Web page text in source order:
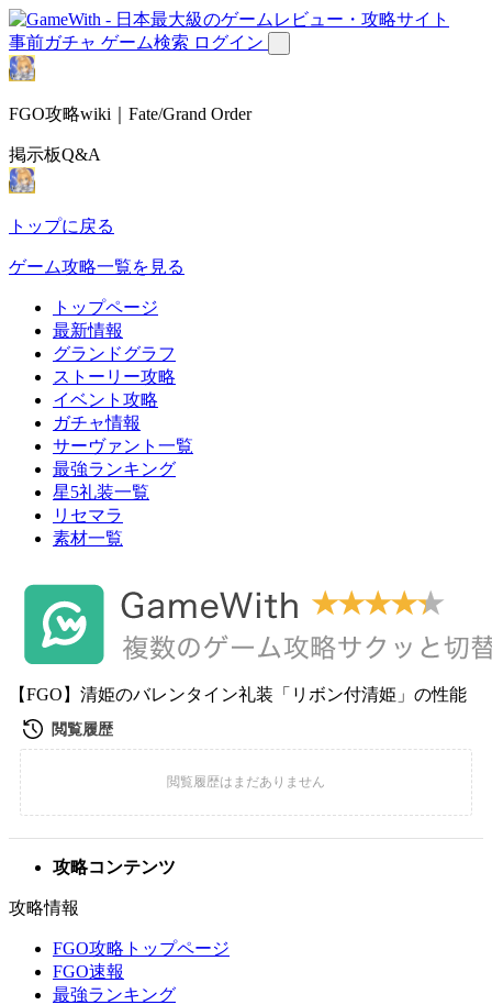
事前ガチャ ゲーム検索 ログイン
FGO攻略wiki｜Fate/Grand Order
掲示板Q&A
トップに戻る
ゲーム攻略一覧を見る
トップページ
最新情報
グランドグラフ
ストーリー攻略
イベント攻略
ガチャ情報
サーヴァント一覧
最強ランキング
星5礼装一覧
リセマラ
素材一覧
【FGO】清姫のバレンタイン礼装「リボン付清姫」の性能
攻略コンテンツ
攻略情報
FGO攻略トップページ
FGO速報
最強ランキング